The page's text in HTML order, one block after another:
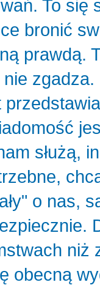
To się
bronić
prawdą.
zgadza.
służą,
o nas,
obecną